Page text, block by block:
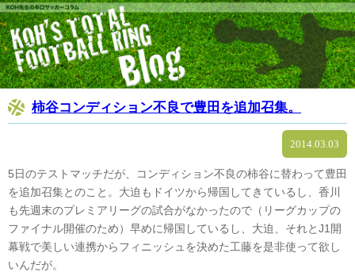
柿谷コンディション不良で豊田を追加召集。
2014.03.03
5日のテストマッチだが、コンディション不良の柿谷に替わって豊田
を追加召集とのこと。大迫もドイツから帰国してきているし、香川
も先週末のプレミアリーグの試合がなかったので（リーグカップの
ファイナル開催のため）早めに帰国しているし、大迫、それとJ1開
幕戦で美しい連携からフィニッシュを決めた工藤を是非使って欲し
いんだが。